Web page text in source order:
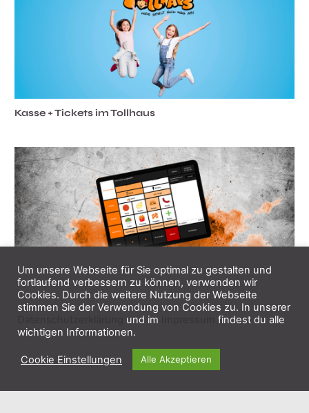
Kasse + Tickets im Tollhaus
Tickets und Gastro mit Kassensystem CashBook
Um unsere Webseite für Sie optimal zu gestalten und
fortlaufend verbessern zu können, verwenden wir
Cookies. Durch die weitere Nutzung der Webseite
stimmen Sie der Verwendung von Cookies zu. In unserer
und im
findest du alle
wichtigen Informationen.
Cookie Einstellungen Alle Akzeptieren